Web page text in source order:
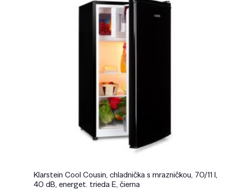
Klarstein Cool Cousin, chladnička s mrazničkou, 70/11 l,
40 dB, energet. trieda E, čierna